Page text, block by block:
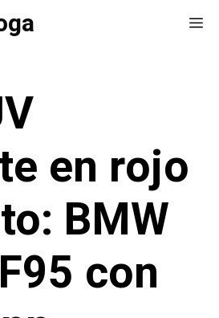
en rojo
BMW
con